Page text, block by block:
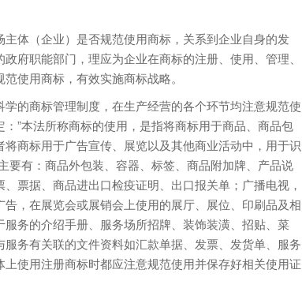
体（企业）是否规范使用商标，关系到企业自身的发
府职能部门，理应为企业在商标的注册、使用、管理、
使用商标，有效实施商标战略。
的商标管理制度，在生产经营的各个环节均注意规范使
”本法所称商标的使用，是指将商标用于商品、商品包
商标用于广告宣传、展览以及其他商业活动中，用于识
要有：商品外包装、容器、标签、商品附加牌、产品说
票据、商品进出口检疫证明、出口报关单；广播电视，
，在展览会或展销会上使用的展厅、展位、印刷品及相
务的介绍手册、服务场所招牌、装饰装潢、招贴、菜
务有关联的文件资料如汇款单据、发票、发货单、服务
使用注册商标时都应注意规范使用并保存好相关使用证